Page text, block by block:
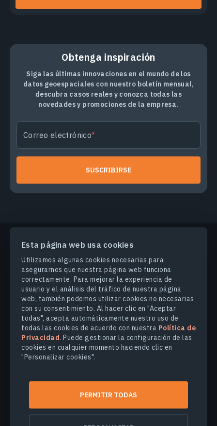
Esta página web usa cookies
Utilizamos algunas cookies necesarias para
asegurarnos que nuestra página web funciona
correctamente. Para mejorar la experiencia de
usuario y el análisis del tráfico de nuestra página
web, también podemos utilizar cookies no necesarias
con su consentimiento. Al hacer clic en "Aceptar
todas", acepta automáticamente nuestro uso de
todas las cookies de acuerdo con nuestra Política de
Privacidad. Puede gestionar la configuración de las
cookies en cualquier momento haciendo clic en
"Personalizar cookies".
PERMITIR TODAS
Obtenga inspiración
Siga las últimas innovaciones en el mundo de los
datos geoespaciales con nuestro boletín mensual,
descubra casos reales y conozca todas las
novedades y promociones de la empresa.
Correo electrónico
SUSCRIBIRSE
PRODUCTOS Y SOLUCIONES
INDUSTRIAS
COMPANY
EXPLORE